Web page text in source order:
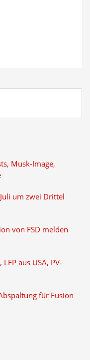
Musk-Image,
um zwei Drittel
von FSD melden
aus USA, PV-
für Fusion